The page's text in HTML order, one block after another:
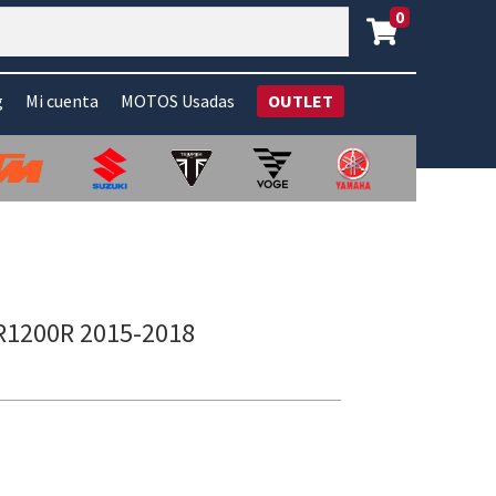
0
Mi cuenta MOTOS Usadas OUTLET
2015-2018